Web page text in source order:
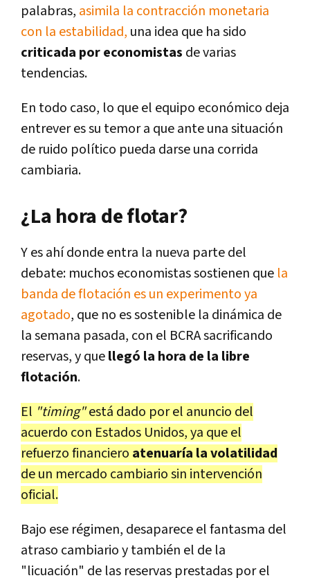
palabras, asimila la contracción monetaria
con la estabilidad, una idea que ha sido
criticada por economistas de varias
tendencias.
En todo caso, lo que el equipo económico deja
entrever es su temor a que ante una situación
de ruido político pueda darse una corrida
cambiaria.
¿La hora de flotar?
Y es ahí donde entra la nueva parte del
debate: muchos economistas sostienen que la
banda de flotación es un experimento ya
agotado, que no es sostenible la dinámica de
la semana pasada, con el BCRA sacrificando
reservas, y quellegó la hora de la libre
flotación.
El "timing"está dado por el anuncio del
acuerdo con Estados Unidos, ya que el
refuerzo financiero atenuaría la volatilidad
de un mercado cambiario sin intervención
oficial.
Bajo ese régimen, desaparece el fantasma del
atraso cambiario y también el de la
"licuación" de las reservas prestadas por el